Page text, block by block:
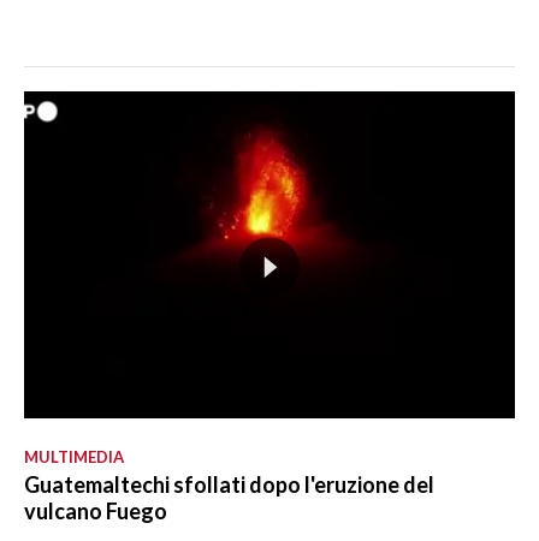
MULTIMEDIA
Guatemaltechi sfollati dopo l'eruzione del
vulcano Fuego